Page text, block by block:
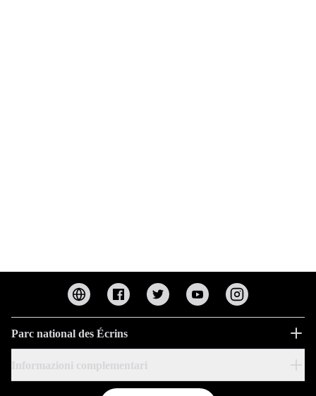
Parc national des Écrins
Informazioni complementari